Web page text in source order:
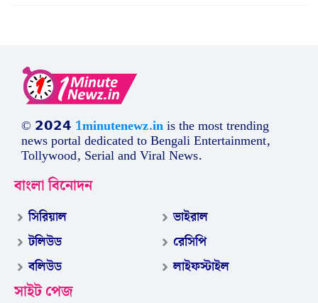
© 𝟮𝟬𝟮𝟰 1minutenewz.inis the most trending
news portal dedicated to Bengali Entertainment,
Tollywood, Serial and Viral News.
বাংলা বিনোদন
সিরিয়াল
টলিউড
বলিউড
ভাইরাল
রেসিপি
লাইফস্টাইল
সাইট পেজ